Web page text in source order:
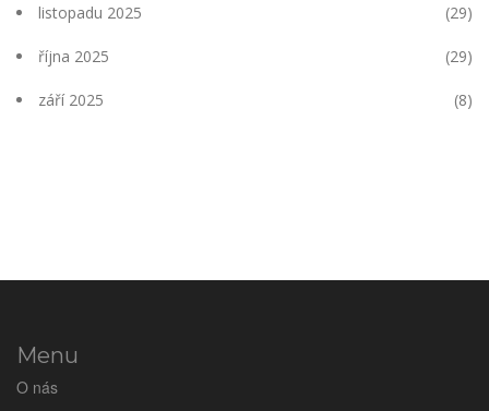
listopadu 2025 (29)
října 2025 (29)
září 2025 (8)
Menu
O nás